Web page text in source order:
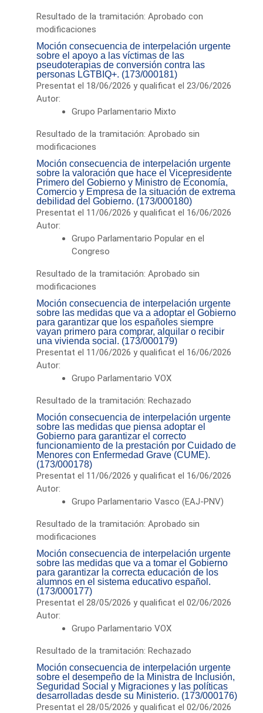
Resultado de la tramitación: Aprobado con
modificaciones
Moción consecuencia de interpelación urgente
sobre el apoyo a las víctimas de las
pseudoterapias de conversión contra las
personas LGTBIQ+. (173/000181)
Presentat el 18/06/2026 y qualificat el 23/06/2026
Autor:
Grupo Parlamentario Mixto
Resultado de la tramitación: Aprobado sin
modificaciones
Moción consecuencia de interpelación urgente
sobre la valoración que hace el Vicepresidente
Primero del Gobierno y Ministro de Economía,
Comercio y Empresa de la situación de extrema
debilidad del Gobierno. (173/000180)
Presentat el 11/06/2026 y qualificat el 16/06/2026
Autor:
Grupo Parlamentario Popular en el
Congreso
Resultado de la tramitación: Aprobado sin
modificaciones
Moción consecuencia de interpelación urgente
sobre las medidas que va a adoptar el Gobierno
para garantizar que los españoles siempre
vayan primero para comprar, alquilar o recibir
una vivienda social. (173/000179)
Presentat el 11/06/2026 y qualificat el 16/06/2026
Autor:
Grupo Parlamentario VOX
Resultado de la tramitación: Rechazado
Moción consecuencia de interpelación urgente
sobre las medidas que piensa adoptar el
Gobierno para garantizar el correcto
funcionamiento de la prestación por Cuidado de
Menores con Enfermedad Grave (CUME).
(173/000178)
Presentat el 11/06/2026 y qualificat el 16/06/2026
Autor:
Grupo Parlamentario Vasco (EAJ-PNV)
Resultado de la tramitación: Aprobado sin
modificaciones
Moción consecuencia de interpelación urgente
sobre las medidas que va a tomar el Gobierno
para garantizar la correcta educación de los
alumnos en el sistema educativo español.
(173/000177)
Presentat el 28/05/2026 y qualificat el 02/06/2026
Autor:
Grupo Parlamentario VOX
Resultado de la tramitación: Rechazado
Moción consecuencia de interpelación urgente
sobre el desempeño de la Ministra de Inclusión,
Seguridad Social y Migraciones y las políticas
desarrolladas desde su Ministerio. (173/000176)
Presentat el 28/05/2026 y qualificat el 02/06/2026